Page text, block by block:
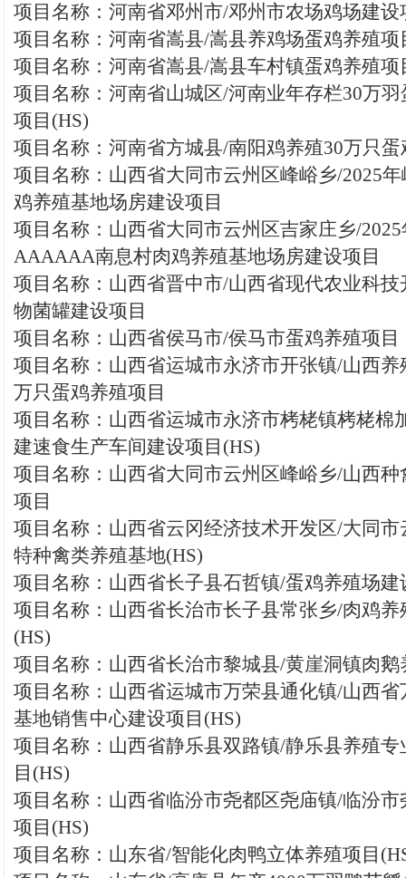
项目名称：河南省邓州市/邓州市农场鸡场建设
项目名称：河南省嵩县/嵩县养鸡场蛋鸡养殖项
项目名称：河南省嵩县/嵩县车村镇蛋鸡养殖项
项目名称：河南省山城区/河南业年存栏30万
项目(HS)
项目名称：河南省方城县/南阳鸡养殖30万只
项目名称：山西省大同市云州区峰峪乡/2025
鸡养殖基地场房建设项目
项目名称：山西省大同市云州区吉家庄乡/
AAAAAA南息村肉鸡养殖基地场房建设项目
项目名称：山西省晋中市/山西省现代农业科
物菌罐建设项目
项目名称：山西省侯马市/侯马市蛋鸡养殖项目
项目名称：山西省运城市永济市开张镇/山西养
万只蛋鸡养殖项目
项目名称：山西省运城市永济市栲栳镇栲栳棉
建速食生产车间建设项目(HS)
项目名称：山西省大同市云州区峰峪乡/山西
项目
项目名称：山西省云冈经济技术开发区/大同
特种禽类养殖基地(HS)
项目名称：山西省长子县石哲镇/蛋鸡养殖场建
项目名称：山西省长治市长子县常张乡/肉鸡养
(HS)
项目名称：山西省长治市黎城县/黄崖洞镇肉鹅
项目名称：山西省运城市万荣县通化镇/山西
基地销售中心建设项目(HS)
项目名称：山西省静乐县双路镇/静乐县养殖
目(HS)
项目名称：山西省临汾市尧都区尧庙镇/临汾
项目(HS)
项目名称：山东省/智能化肉鸭立体养殖项目